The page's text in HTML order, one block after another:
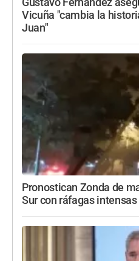
Vicuña "cambia la
Juan"
Pronostican Zonda de
Sur con ráfagas